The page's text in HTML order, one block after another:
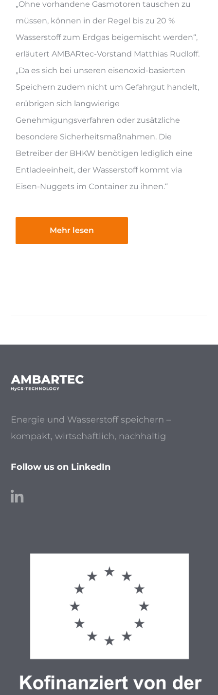
„Ohne vorhandene Gasmotoren tauschen zu
müssen, können in der Regel bis zu 20 %
Wasserstoff zum Erdgas beigemischt werden“,
erläutert AMBARtec-Vorstand Matthias Rudloff.
„Da es sich bei unseren eisenoxid-basierten
Speichern zudem nicht um Gefahrgut handelt,
erübrigen sich langwierige
Genehmigungsverfahren oder zusätzliche
besondere Sicherheitsmaßnahmen. Die
Betreiber der BHKW benötigen lediglich eine
Entladeeinheit, der Wasserstoff kommt via
Eisen-Nuggets im Container zu ihnen.“
Mehr lesen
Energie und Wasserstoff speichern –
kompakt, wirtschaftlich, nachhaltig
Follow us on LinkedIn